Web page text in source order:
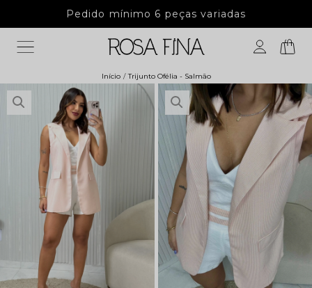
Até 6x sem juros
Início Trijunto Ofélia - Salmão